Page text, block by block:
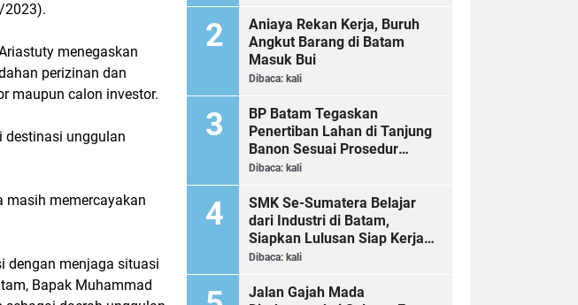
2023).
menegaskan
perizinan dan
maupun calon investor.
destinasi unggulan
masih memercayakan
dengan menjaga situasi
Bapak Muhammad
Aniaya Rekan Kerja, Buruh
Angkut Barang di Batam
Masuk Bui
Dibaca: kali
BP Batam Tegaskan
Penertiban Lahan di Tanjung
Banon Sesuai Prosedur
Hukum
Dibaca: kali
SMK Se-Sumatera Belajar
dari Industri di Batam,
Siapkan Lulusan Siap Kerja
Era Digital
Dibaca: kali
Jalan Gajah Mada